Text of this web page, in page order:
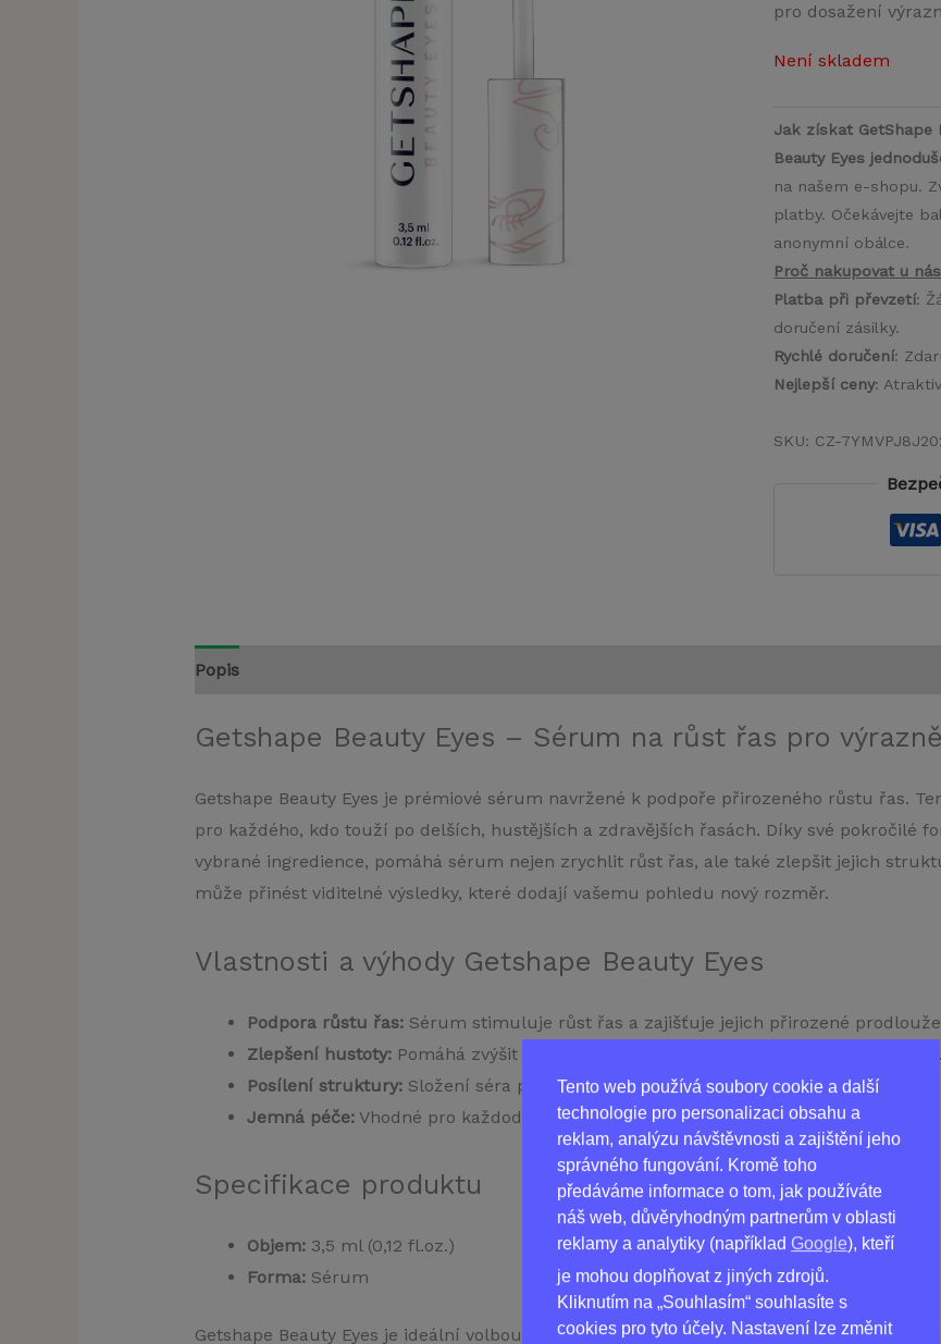
Tento web používá soubory cookie a další
technologie pro personalizaci obsahu a
reklam, analýzu návštěvnosti a zajištění jeho
správného fungování. Kromě toho
předáváme informace o tom, jak používáte
náš web, důvěryhodným partnerům v oblasti
reklamy a analytiky (například Google), kteří
je mohou doplňovat z jiných zdrojů.
Kliknutím na „Souhlasím“ souhlasíte s
cookies pro tyto účely. Nastavení lze změnit
pro dosažení
Není skladem
Jak získat GetShape
Beauty Eyes
na našem e-shopu.
platby. Očekávejte
anonymní obálce.
Proč nakupovat u
Platba při převzetí:
doručení zásilky.
Rychlé doručení:
Nejlepší ceny:
SKU: CZ-
Popis
Getshape Beauty Eyes – Sérum na růst řas pro
Getshape Beauty Eyes je prémiové sérum navržené k podpoře přirozeného růstu řas.
pro každého, kdo touží po delších, hustějších a zdravějších řasách. Díky své pokročilé
vybrané ingredience, pomáhá sérum nejen zrychlit růst řas, ale také zlepšit jejich
může přinést viditelné výsledky, které dodají vašemu pohledu nový rozměr.
Vlastnosti a výhody Getshape Beauty Eyes
Podpora růstu řas:Sérum stimuluje růst řas a zajišťuje jejich přirozené
Zlepšení hustoty:Pomáhá zvýšit hustotu řas, což přispívá k výraznějšímu vzhledu.
Posílení struktury:Složení séra posiluje řasy a chrání je před lámáním.
Jemná péče:Vhodné pro každodenní použití, nezatěžuje oči ani pokožku.
Specifikace produktu
Objem:3,5 ml (0,12 fl.oz.)
Forma:Sérum
Getshape Beauty Eyes je ideální volbou pro ty, kteří chtějí dosáhnout plnějších a